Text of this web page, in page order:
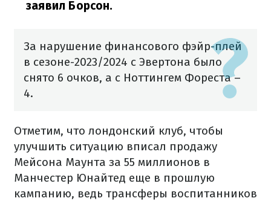
заявил Борсон.
За нарушение финансового фэйр-плей
в сезоне-2023/2024 с Эвертона было
снято 6 очков, а с Ноттингем Фореста –
4.
Отметим, что лондонский клуб, чтобы
улучшить ситуацию вписал продажу
Мейсона Маунта за 55 миллионов в
Манчестер Юнайтед еще в прошлую
кампанию, ведь трансферы воспитанников